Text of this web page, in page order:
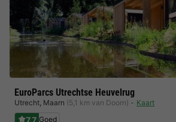
EuroParcs Utrechtse Heuvelrug
Utrecht, Maarn (5,1 km van Doorn) Kaart
7.7 Goed